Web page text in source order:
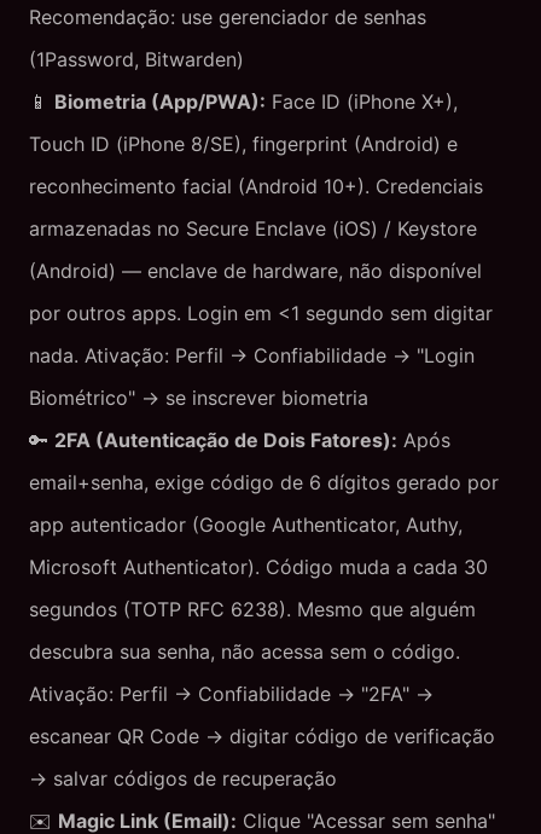
Recomendação: use gerenciador de senhas
(1Password, Bitwarden)
📱 Biometria (App/PWA): Face ID (iPhone X+),
Touch ID (iPhone 8/SE), fingerprint (Android) e
reconhecimento facial (Android 10+). Credenciais
armazenadas no Secure Enclave (iOS) / Keystore
(Android) — enclave de hardware, não disponível
por outros apps. Login em <1 segundo sem digitar
nada. Ativação: Perfil → Confiabilidade → "Login
Biométrico" → se inscrever biometria
🔑 2FA (Autenticação de Dois Fatores): Após
email+senha, exige código de 6 dígitos gerado por
app autenticador (Google Authenticator, Authy,
Microsoft Authenticator). Código muda a cada 30
segundos (TOTP RFC 6238). Mesmo que alguém
descubra sua senha, não acessa sem o código.
Ativação: Perfil → Confiabilidade → "2FA" →
escanear QR Code → digitar código de verificação
→ salvar códigos de recuperação
✉️ Magic Link (Email): Clique "Acessar sem senha"